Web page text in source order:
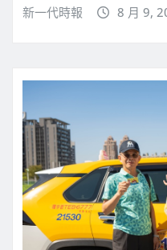
新一代時報 8 月 9,